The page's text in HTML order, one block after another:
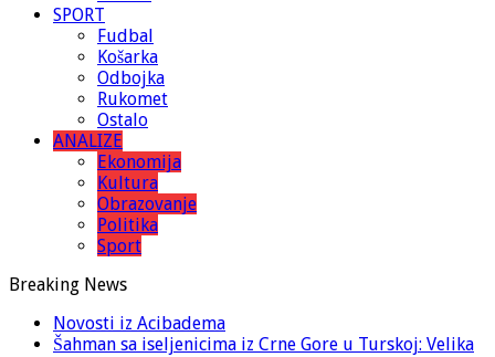
SPORT
Fudbal
Košarka
Odbojka
Rukomet
Ostalo
ANALIZE
Ekonomija
Kultura
Obrazovanje
Politika
Sport
Breaking News
Novosti iz Acibadema
Šahman sa iseljenicima iz Crne Gore u Turskoj: Velika